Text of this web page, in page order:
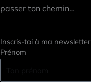
passer ton chemin…
Inscris-toi à ma newsletter
Prénom